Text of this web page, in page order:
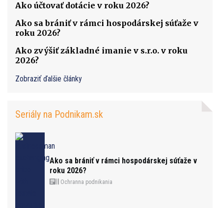
Ako účtovať dotácie v roku 2026?
Ako sa brániť v rámci hospodárskej súťaže v
roku 2026?
Ako zvýšiť základné imanie v s.r.o. v roku
2026?
Zobraziť ďalšie články
Seriály na Podnikam.sk
Ako sa brániť v rámci hospodárskej súťaže v
roku 2026?
Ochranna podnikania